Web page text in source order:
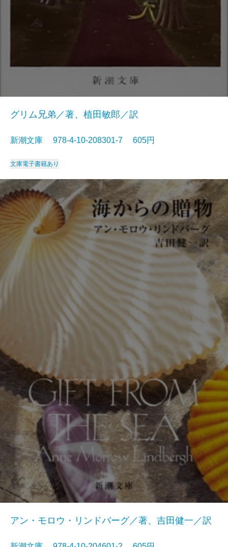
グリム兄弟／著、植田敏郎／訳
新潮文庫 978-4-10-208301-7 605円
文庫電子書籍あり
アン・モロウ・リンドバーグ／著、吉田健一／訳